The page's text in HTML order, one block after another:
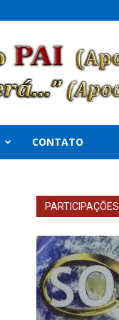
CONTATO
PARTICIPAÇÕES